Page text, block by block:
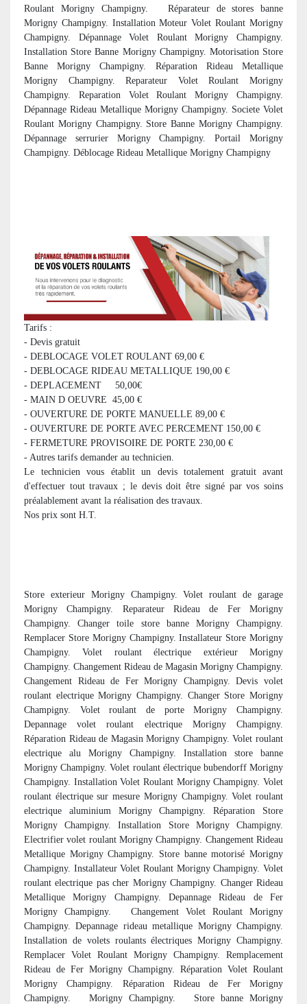
Roulant Morigny Champigny. Réparateur de stores banne
Morigny Champigny. Installation Moteur Volet Roulant Morigny
Champigny. Dépannage Volet Roulant Morigny Champigny.
Installation Store Banne Morigny Champigny. Motorisation Store
Banne Morigny Champigny. Réparation Rideau Metallique
Morigny Champigny. Reparateur Volet Roulant Morigny
Champigny. Reparation Volet Roulant Morigny Champigny.
Dépannage Rideau Metallique Morigny Champigny. Societe Volet
Roulant Morigny Champigny. Store Banne Morigny Champigny.
Dépannage serrurier Morigny Champigny. Portail Morigny
Champigny. Déblocage Rideau Metallique Morigny Champigny
Tarifs :
- Devis gratuit
- DEBLOCAGE VOLET ROULANT 69,00 €
- DEBLOCAGE RIDEAU METALLIQUE 190,00 €
- DEPLACEMENT 50,00€
- MAIN D OEUVRE 45,00 €
- OUVERTURE DE PORTE MANUELLE 89,00 €
- OUVERTURE DE PORTE AVEC PERCEMENT 150,00 €
- FERMETURE PROVISOIRE DE PORTE 230,00 €
- Autres tarifs demander au technicien.
Le technicien vous établit un devis totalement gratuit avant
d'effectuer tout travaux ; le devis doit être signé par vos soins
préalablement avant la réalisation des travaux.
Nos prix sont H.T.
Store exterieur Morigny Champigny. Volet roulant de garage
Morigny Champigny. Reparateur Rideau de Fer Morigny
Champigny. Changer toile store banne Morigny Champigny.
Remplacer Store Morigny Champigny. Installateur Store Morigny
Champigny. Volet roulant électrique extérieur Morigny
Champigny. Changement Rideau de Magasin Morigny Champigny.
Changement Rideau de Fer Morigny Champigny. Devis volet
roulant electrique Morigny Champigny. Changer Store Morigny
Champigny. Volet roulant de porte Morigny Champigny.
Depannage volet roulant electrique Morigny Champigny.
Réparation Rideau de Magasin Morigny Champigny. Volet roulant
electrique alu Morigny Champigny. Installation store banne
Morigny Champigny. Volet roulant électrique bubendorff Morigny
Champigny. Installation Volet Roulant Morigny Champigny. Volet
roulant électrique sur mesure Morigny Champigny. Volet roulant
electrique aluminium Morigny Champigny. Réparation Store
Morigny Champigny. Installation Store Morigny Champigny.
Electrifier volet roulant Morigny Champigny. Changement Rideau
Metallique Morigny Champigny. Store banne motorisé Morigny
Champigny. Installateur Volet Roulant Morigny Champigny. Volet
roulant electrique pas cher Morigny Champigny. Changer Rideau
Metallique Morigny Champigny. Depannage Rideau de Fer
Morigny Champigny. Changement Volet Roulant Morigny
Champigny. Depannage rideau metallique Morigny Champigny.
Installation de volets roulants électriques Morigny Champigny.
Remplacer Volet Roulant Morigny Champigny. Remplacement
Rideau de Fer Morigny Champigny. Réparation Volet Roulant
Morigny Champigny. Réparation Rideau de Fer Morigny
Champigny. Morigny Champigny. Store banne Morigny